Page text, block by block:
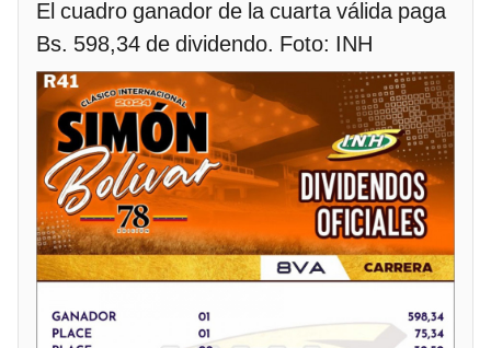
El cuadro ganador de la cuarta válida paga
Bs. 598,34 de dividendo. Foto: INH